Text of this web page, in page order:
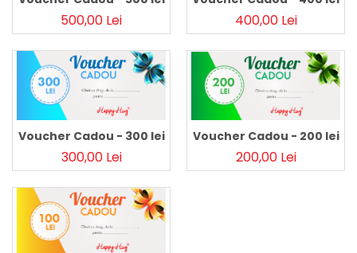
Pălării de Soare
500,00 Lei 400,00 Lei
Voucher Cadou - 300 lei
300,00 Lei
Voucher Cadou - 200 lei
200,00 Lei